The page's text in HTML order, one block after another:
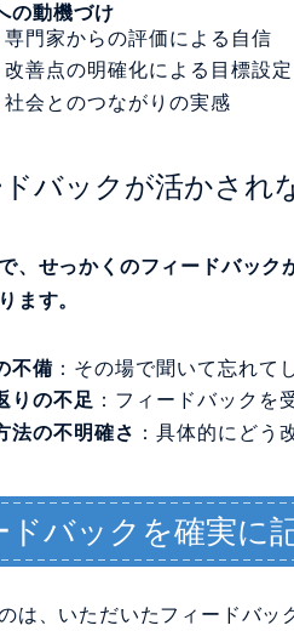
の動機づけ
専門家からの評価による自信
改善点の明確化による目標設定
社会とのつながりの実感
バックが活かされ
、せっかくのフィードバック
ます。
不備 ：その場で聞いて忘れて
りの不足 ：フィードバックを
法の不明確さ ：具体的にどう
ドバックを確実に
は、いただいたフィードバッ